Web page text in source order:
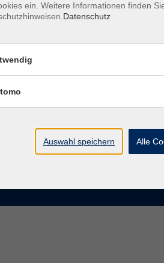
ein. Weitere Informationen finden
Datenschutz
Auswahl speichern Alle